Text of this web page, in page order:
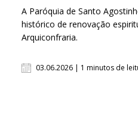
A Paróquia de Santo
histórico de renovação
Arquiconfraria.
03.06.2026 | 1 minutos de